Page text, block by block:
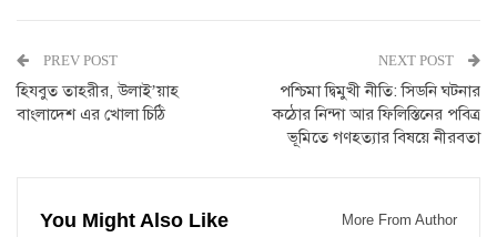
PREV POST
হিযবুত তাহরীর, উলাই’য়াহ
বাংলাদেশ এর খোলা চিঠি
NEXT POST
পশ্চিমা দ্বিমুখী নীতি: সিডনি ঘটনার
কঠোর নিন্দা আর ফিলিস্তিনের পবিত্র
ভূমিতে গণহত্যার বিষয়ে নীরবতা
You Might Also Like More From Author